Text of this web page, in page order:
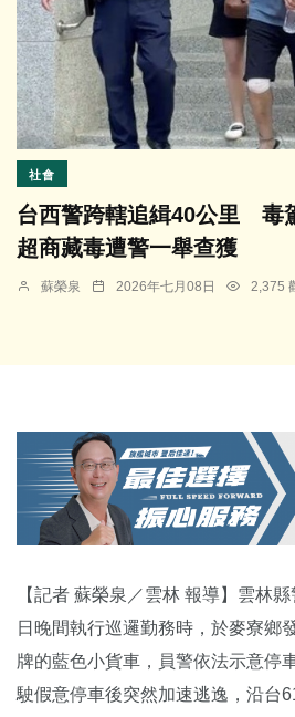
社會
台西警跨轄追緝40公里
超商藏毒遭警一舉查獲
蘇榮泉 2026年七月08日 2,375
【記者 蘇榮泉／雲林 報導】雲林
日晚間執行巡邏勤務時，於麥寮鄉
牌的藍色小貨車，員警依法示意停
駛假意停車後突然加速逃逸，沿台